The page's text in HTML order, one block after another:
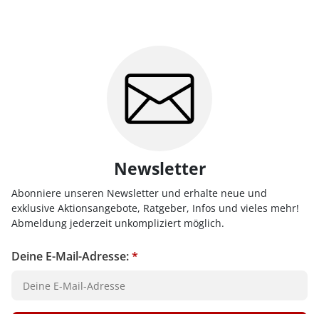
Newsletter
Abonniere unseren Newsletter und erhalte neue und
exklusive Aktionsangebote, Ratgeber, Infos und vieles mehr!
Abmeldung jederzeit unkompliziert möglich.
Deine E-Mail-Adresse:*